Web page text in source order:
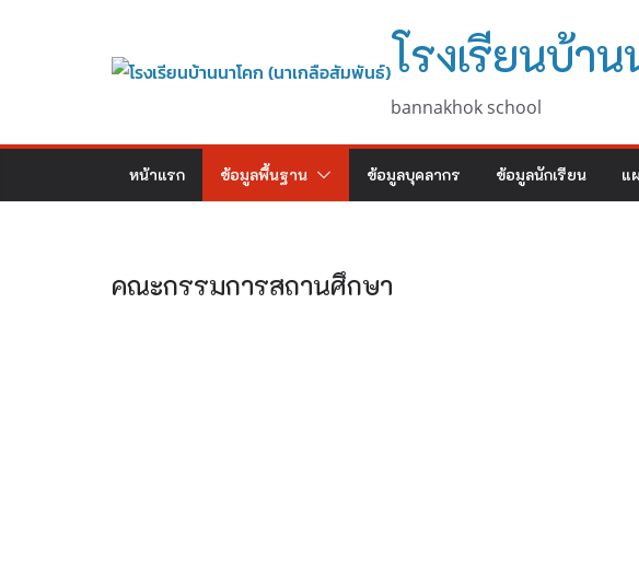
โรงเรียนบ้า
bannakhok school
หน้าแรก ข้อมูลพื้นฐาน ข้อมูลบุคลากร ข้อมูลนักเรียน แ
คณะกรรมการสถานศึกษา